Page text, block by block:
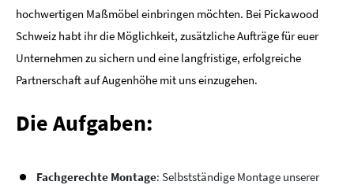
hochwertigen Maßmöbel einbringen möchten. Bei Pickawood
Schweiz habt ihr die Möglichkeit, zusätzliche Aufträge für euer
Unternehmen zu sichern und eine langfristige, erfolgreiche
Partnerschaft auf Augenhöhe mit uns einzugehen.
Die Aufgaben:
Fachgerechte Montage: Selbstständige Montage unserer